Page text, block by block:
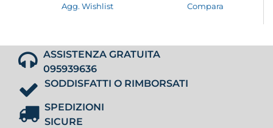
Agg. Wishlist Compara
ASSISTENZA GRATUITA
095939636
SODDISFATTI O RIMBORSATI
SPEDIZIONI
SICURE